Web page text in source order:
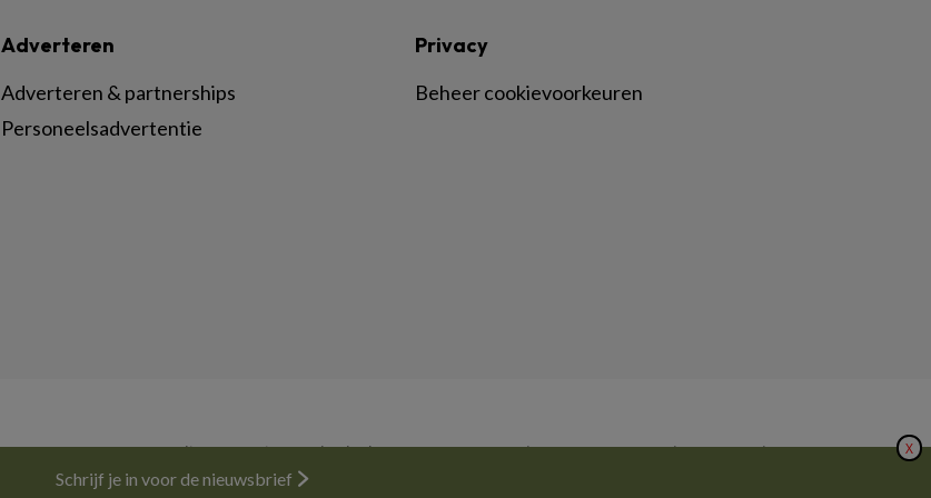
Adverteren
Adverteren & partnerships
Personeelsadvertentie
Privacy
Beheer cookievoorkeuren
© BSL Media & Learning, onderdeel vanSpringer Nature|Privacy Statement|Disclaimer|Voorwaarden X
Schrijf je in voor de nieuwsbrief